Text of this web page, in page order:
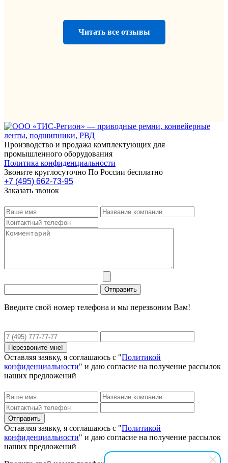
Читать все отзывы
Производство и продажа комплектующих для
промышленного оборудования
Политика конфиденциальности
Звоните круглосуточно По России бесплатно
+7 (495) 662-73-95
Заказать звонок
Введите свой номер телефона и мы перезвоним Вам!
Оставляя заявку, я соглашаюсь с "Политикой
конфиденциальности" и даю согласие на получение рассылок
наших предложений
Оставляя заявку, я соглашаюсь с "Политикой
конфиденциальности" и даю согласие на получение рассылок
наших предложений